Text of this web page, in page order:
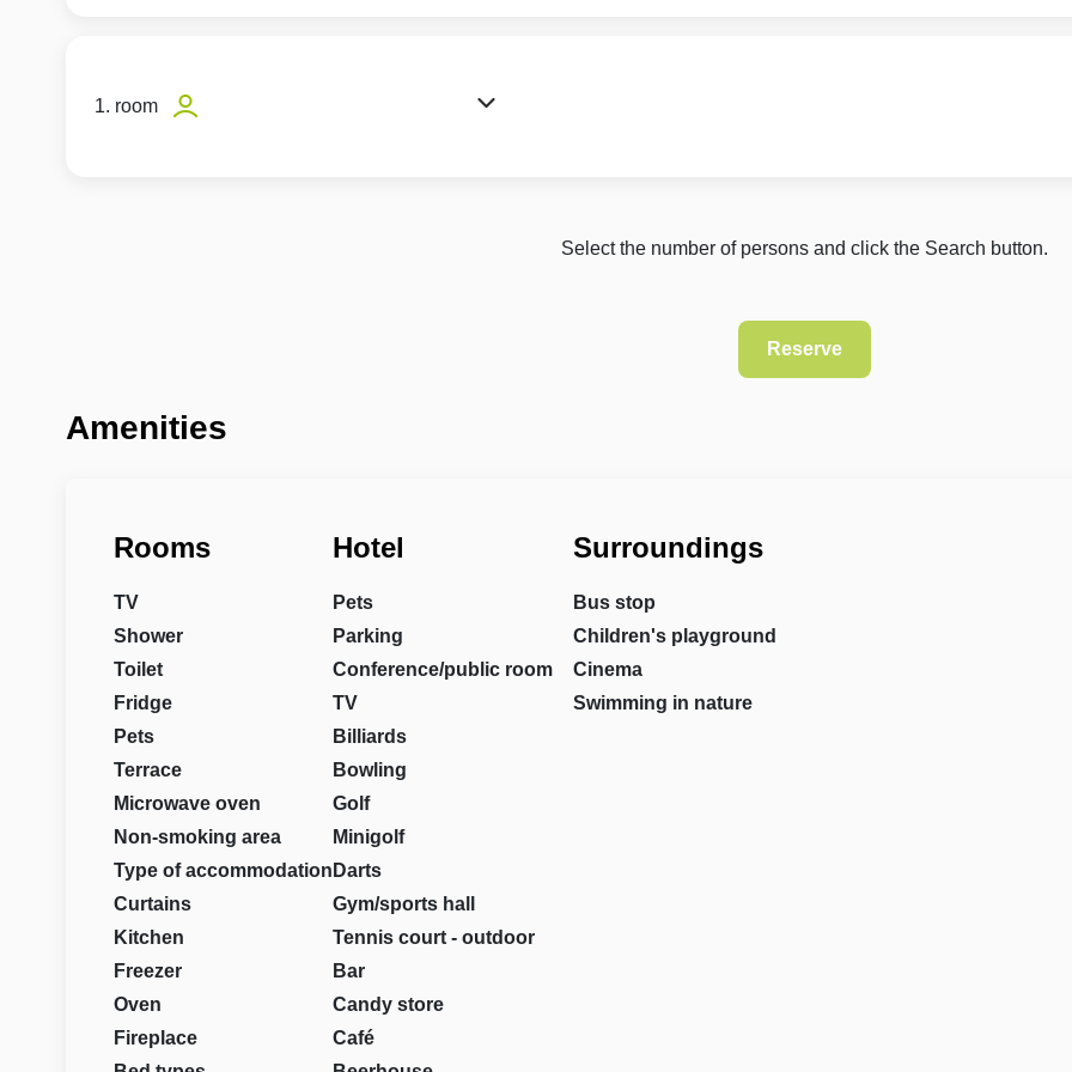
1. room
Select the number of persons and click the Search button.
Amenities
Rooms
TV
Shower
Toilet
Fridge
Pets
Terrace
Microwave oven
Non-smoking area
Type of accommodation
Curtains
Kitchen
Freezer
Oven
Fireplace
Hotel
Pets
Parking
Conference/public room
TV
Billiards
Bowling
Golf
Minigolf
Darts
Gym/sports hall
Tennis court - outdoor
Bar
Candy store
Café
Surroundings
Bus stop
Children's playground
Cinema
Swimming in nature